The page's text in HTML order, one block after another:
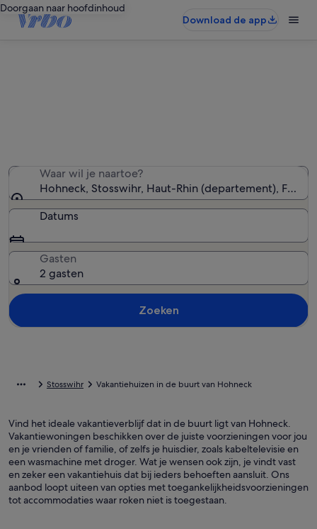
Doorgaan naar hoofdinhoud
Download de app
Waar wil je naartoe?
Hohneck, Stosswihr, Haut-Rhin (departement),
Datums
Gasten
2 gasten
Zoeken
Stosswihr Vakantiehuizen in de buurt van Hohneck
Vind het ideale vakantieverblijf dat in de buurt ligt van Hohneck.
Vakantiewoningen beschikken over de juiste voorzieningen voor jou
en je vrienden of familie, of zelfs je huisdier, zoals kabeltelevisie en
een wasmachine met droger. Wat je wensen ook zijn, je vindt vast
en zeker een vakantiehuis dat bij ieders behoeften aansluit. Ons
aanbod loopt uiteen van opties met toegankelijkheidsvoorzieningen
tot accommodaties waar roken niet is toegestaan.